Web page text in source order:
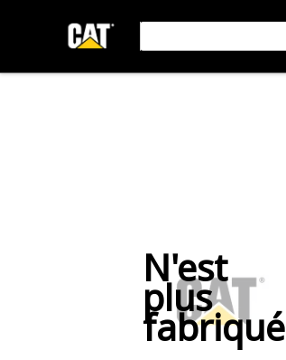
N'est
plus
fabriqué